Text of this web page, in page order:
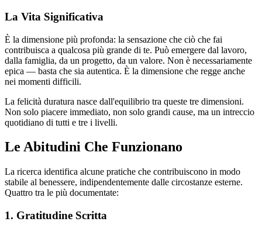
La Vita Significativa
È la dimensione più profonda: la sensazione che ciò che fai
contribuisca a qualcosa più grande di te. Può emergere dal lavoro,
dalla famiglia, da un progetto, da un valore. Non è necessariamente
epica — basta che sia autentica. È la dimensione che regge anche
nei momenti difficili.
La felicità duratura nasce dall'equilibrio tra queste tre dimensioni.
Non solo piacere immediato, non solo grandi cause, ma un intreccio
quotidiano di tutti e tre i livelli.
Le Abitudini Che Funzionano
La ricerca identifica alcune pratiche che contribuiscono in modo
stabile al benessere, indipendentemente dalle circostanze esterne.
Quattro tra le più documentate:
1. Gratitudine Scritta